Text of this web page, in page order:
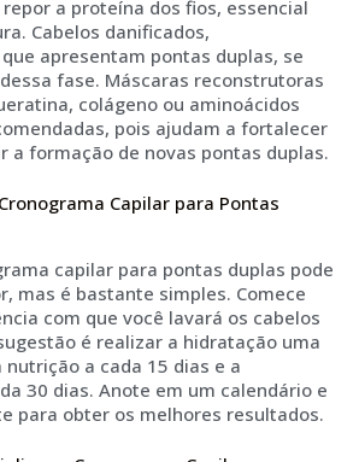
a proteína dos fios, essencial
Cabelos danificados,
apresentam pontas duplas, se
fase. Máscaras reconstrutoras
colágeno ou aminoácidos
pois ajudam a fortalecer
a formação de novas pontas duplas.
Capilar para Pontas
capilar para pontas duplas pode
mas é bastante simples. Comece
com que você lavará os cabelos
é realizar a hidratação uma
a cada 15 dias e a
30 dias. Anote em um calendário e
para obter os melhores resultados.